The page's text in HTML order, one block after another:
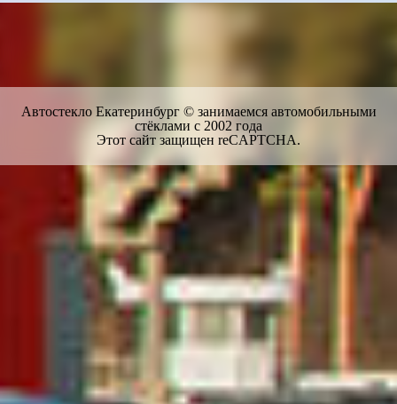
Автостекло Екатеринбург © занимаемся автомобильными
стёклами с 2002 года
Этот сайт защищен reCAPTCHA.